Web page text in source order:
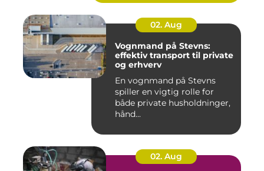
02. Aug
Vognmand på Stevns:
effektiv transport til private
og erhverv
En vognmand på Stevns
spiller en vigtig rolle for
både private husholdninger,
hånd...
02. Aug